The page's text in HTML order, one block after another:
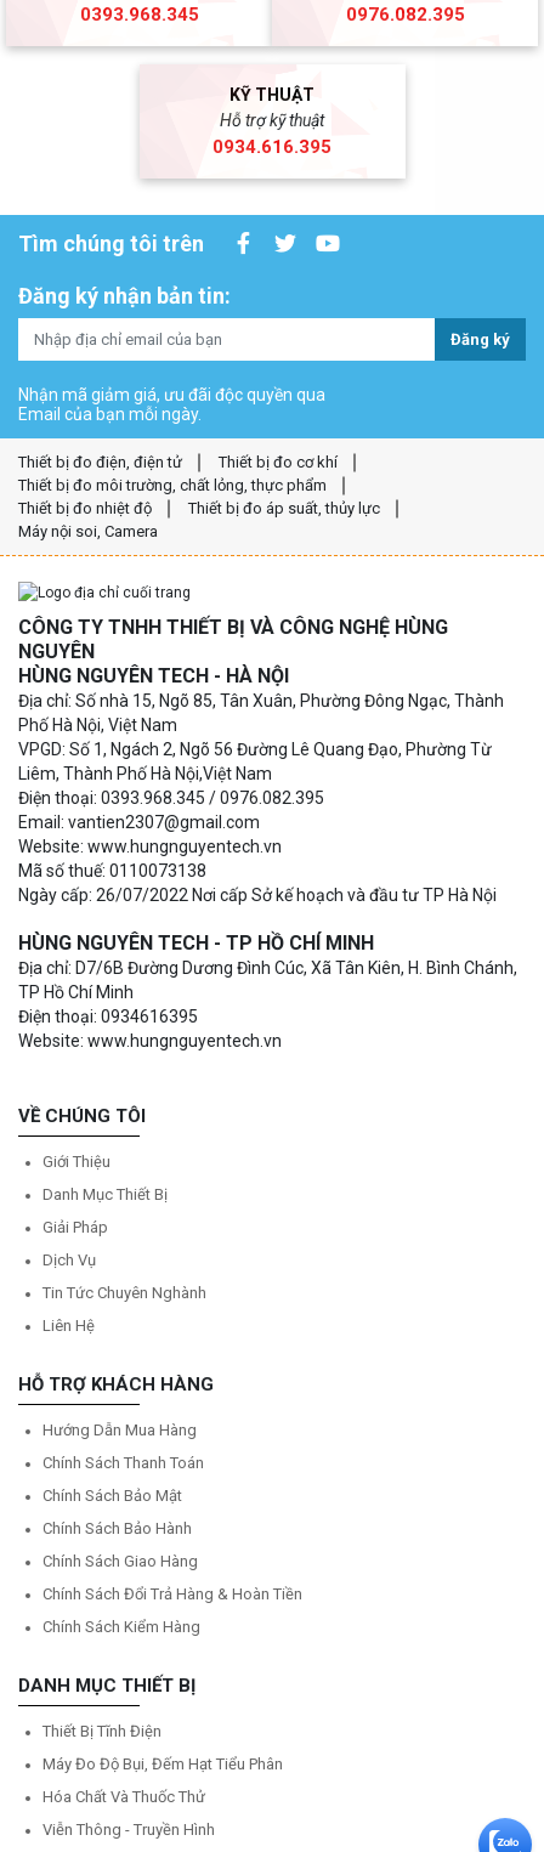
0393.968.345 0976.082.395
KỸ THUẬT
Hỗ trợ kỹ thuật
0934.616.395
Tìm chúng tôi trên
Đăng ký nhận bản tin:
Đăng ký
Nhận mã giảm giá, ưu đãi độc quyền qua
Email của bạn mỗi ngày.
Thiết bị đo điện, điện tử
Thiết bị đo cơ khí
Thiết bị đo môi trường, chất lỏng, thực phẩm
Thiết bị đo nhiệt độ
Thiết bị đo áp suất, thủy lực
Máy nội soi, Camera
CÔNG TY TNHH THIẾT BỊ VÀ CÔNG NGHỆ HÙNG
NGUYÊN
HÙNG NGUYÊN TECH - HÀ NỘI
Địa chỉ: Số nhà 15, Ngõ 85, Tân Xuân, Phường Đông Ngạc, Thành
Phố Hà Nội, Việt Nam
VPGD: Số 1, Ngách 2, Ngõ 56 Đường Lê Quang Đạo, Phường Từ
Liêm, Thành Phố Hà Nội,Việt Nam
Điện thoại: 0393.968.345 / 0976.082.395
Email: vantien2307@gmail.com
Website: www.hungnguyentech.vn
Mã số thuế: 0110073138
Ngày cấp: 26/07/2022 Nơi cấp Sở kế hoạch và đầu tư TP Hà Nội
HÙNG NGUYÊN TECH - TP HỒ CHÍ MINH
Địa chỉ: D7/6B Đường Dương Đình Cúc, Xã Tân Kiên, H. Bình Chánh,
TP Hồ Chí Minh
Điện thoại: 0934616395
Website: www.hungnguyentech.vn
VỀ CHÚNG TÔI
Giới Thiệu
Danh Mục Thiết Bị
Giải Pháp
Dịch Vụ
Tin Tức Chuyên Nghành
Liên Hệ
HỖ TRỢ KHÁCH HÀNG
Hướng Dẫn Mua Hàng
Chính Sách Thanh Toán
Chính Sách Bảo Mật
Chính Sách Bảo Hành
Chính Sách Giao Hàng
Chính Sách Đổi Trả Hàng & Hoàn Tiền
Chính Sách Kiểm Hàng
DANH MỤC THIẾT BỊ
Thiết Bị Tĩnh Điện
Máy Đo Độ Bụi, Đếm Hạt Tiểu Phân
Hóa Chất Và Thuốc Thử
Viễn Thông - Truyền Hình